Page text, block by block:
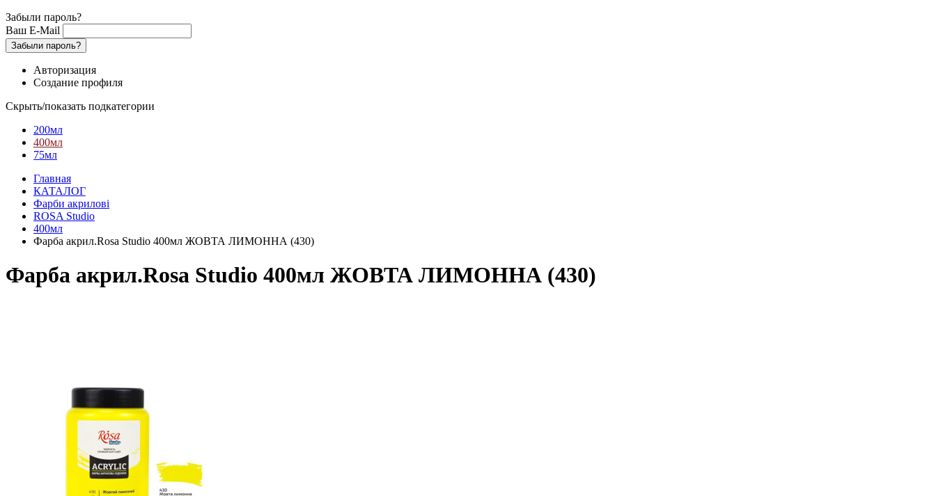
Забыли пароль?
Ваш E-Mail
Забыли пароль?
Авторизация
Создание профиля
Скрыть/показать подкатегории
200мл
400мл
75мл
Главная
КАТАЛОГ
Фарби акрилові
ROSA Studio
400мл
Фарба акрил.Rosa Studio 400мл ЖОВТА ЛИМОННА (430)
Фарба акрил.Rosa Studio 400мл ЖОВТА ЛИМОННА (430)